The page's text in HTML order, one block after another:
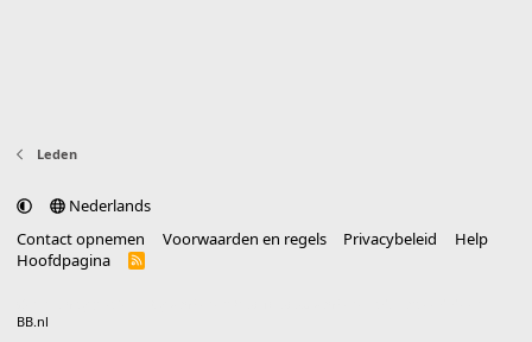
Leden
Nederlands
Contact opnemen
Voorwaarden en regels Privacybeleid
Help
Hoofdpagina
R
BB.nl